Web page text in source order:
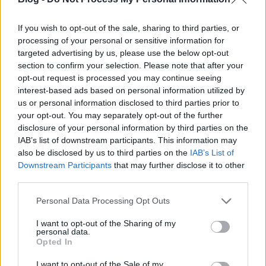
If you wish to opt-out of the sale, sharing to third parties, or
processing of your personal or sensitive information for
targeted advertising by us, please use the below opt-out
section to confirm your selection. Please note that after your
opt-out request is processed you may continue seeing
interest-based ads based on personal information utilized by
us or personal information disclosed to third parties prior to
your opt-out. You may separately opt-out of the further
disclosure of your personal information by third parties on the
IAB’s list of downstream participants. This information may
also be disclosed by us to third parties on the IAB’s List of
Downstream Participants that may further disclose it to other
Please note that this website/app uses one or more Google
not limited to your visit or usage behaviour. You may click to
grant or deny consent to Google and its third-party tags to
use your data for below specified purposes in below Google
consent section.
Personal Data Processing Opt Outs
I want to opt-out of the Sharing of my
personal data.
Opted In
I want to opt-out of the Sale of my
alkotásé, ugyanakkor…
Egy szöszi szerelme / Lásky jedné
plavovlásky (1965)